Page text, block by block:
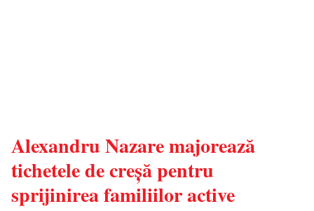
Alexandru Nazare majorează
tichetele de creșă pentru
sprijinirea familiilor active